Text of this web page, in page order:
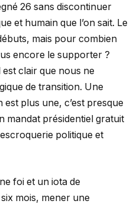
26 sans discontinuer
et humain que l’on sait. Le
mais pour combien
encore le supporter ?
est clair que nous ne
de transition. Une
est plus une, c’est presque
mandat présidentiel gratuit
politique et
foi et un iota de
mois, mener une